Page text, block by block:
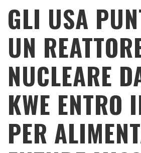
GLI USA
UN
NUCLEARE
KWE
PER